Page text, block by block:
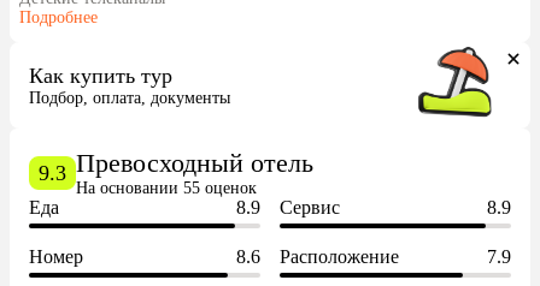
Подробнее
Как купить тур
Подбор, оплата, документы
9.3 Превосходный отель
На основании 55 оценок
Еда 8.9 Сервис 8.9
Номер 8.6 Расположение 7.9